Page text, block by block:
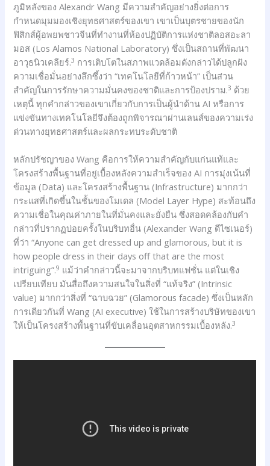
ภูมิหลังของ Alexandr Wang มีความสำคัญอย่างยิ่งต่อการ
กำหนดมุมมองเชิงยุทธศาสตร์ของเขา เขาเป็นบุตรชายของนัก
ฟิสิกส์ผู้อพยพชาวจีนที่ทำงานที่ห้องปฏิบัติการแห่งชาติลอสอะลา
มอส (Los Alamos National Laboratory) ซึ่งเป็นสถานที่พัฒนา
อาวุธนิวเคลียร์.3 การเติบโตในสภาพแวดล้อมดังกล่าวได้ปลูกฝัง
ความเชื่อมั่นอย่างลึกซึ้งว่า “เทคโนโลยีที่ก้าวหน้า” เป็นส่วน
สำคัญในการรักษาความมั่นคงของชาติและการป้องปราม.3 ด้วย
เหตุนี้ ทุกคำกล่าวของเขาเกี่ยวกับการเป็นผู้นำด้าน AI หรือการ
แข่งขันทางเทคโนโลยีจึงต้องถูกพิจารณาผ่านเลนส์ของความเร่ง
ด่วนทางยุทธศาสตร์และผลกระทบระดับชาติ
หลักปรัชญาของ Wang คือการให้ความสำคัญกับแก่นแท้และ
โครงสร้างพื้นฐานที่อยู่เบื้องหลังความสำเร็จของ AI การมุ่งเน้นที่
ข้อมูล (Data) และโครงสร้างพื้นฐาน (Infrastructure) มากกว่า
กระแสที่เกิดขึ้นในชั้นของโมเดล (Model Layer Hype) สะท้อนถึง
ความเชื่อในคุณค่าภายในที่มั่นคงและยั่งยืน ซึ่งสอดคล้องกับคำ
กล่าวที่ปรากฏบ่อยครั้งในบริบทอื่น (Alexander Wang ดีไซเนอร์)
ที่ว่า “Anyone can get dressed up and glamorous, but it is
how people dress in their days off that are the most
intriguing”.9 แม้ว่าคำกล่าวนี้จะมาจากบริบทแฟชั่น แต่ในเชิง
เปรียบเทียบ มันสื่อถึงความสนใจในสิ่งที่ “แท้จริง” (Intrinsic
value) มากกว่าสิ่งที่ “ฉาบฉวย” (Glamorous facade) ซึ่งเป็นหลัก
การเดียวกันที่ Wang (AI executive) ใช้ในการสร้างบริษัทของเขา
ให้เป็นโครงสร้างพื้นฐานที่ขับเคลื่อนอุตสาหกรรมเบื้องหลัง.3